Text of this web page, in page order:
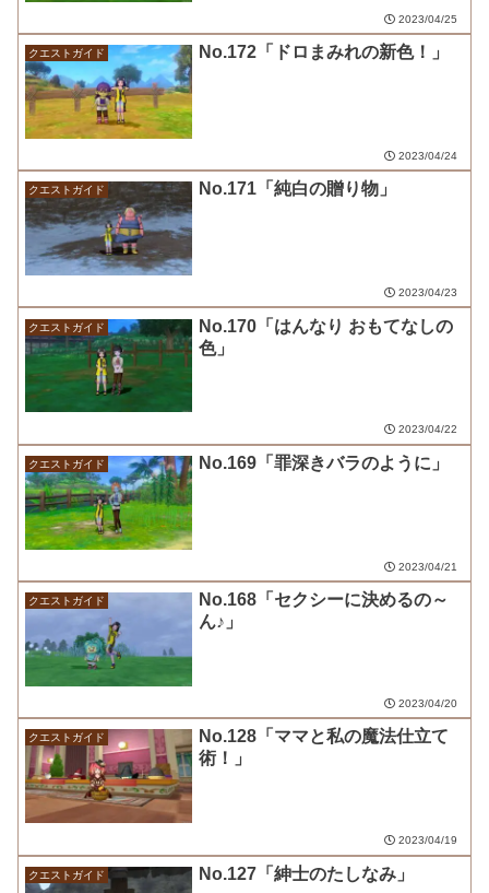
2023/04/25
クエストガイド No.172「ドロまみれの新色！」
2023/04/24
クエストガイド No.171「純白の贈り物」
2023/04/23
クエストガイド
No.170「はんなり おもてなしの
色」
2023/04/22
クエストガイド No.169「罪深きバラのように」
2023/04/21
クエストガイド
No.168「セクシーに決めるの～
ん♪」
2023/04/20
クエストガイド
No.128「ママと私の魔法仕立て
術！」
2023/04/19
クエストガイド No.127「紳士のたしなみ」